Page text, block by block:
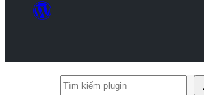
Tìm